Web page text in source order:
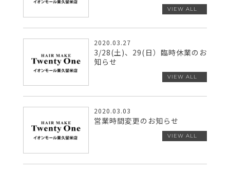
2020.03.27
3/28(土)、29(日）臨時休業のお
知らせ
2020.03.03
営業時間変更のお知らせ